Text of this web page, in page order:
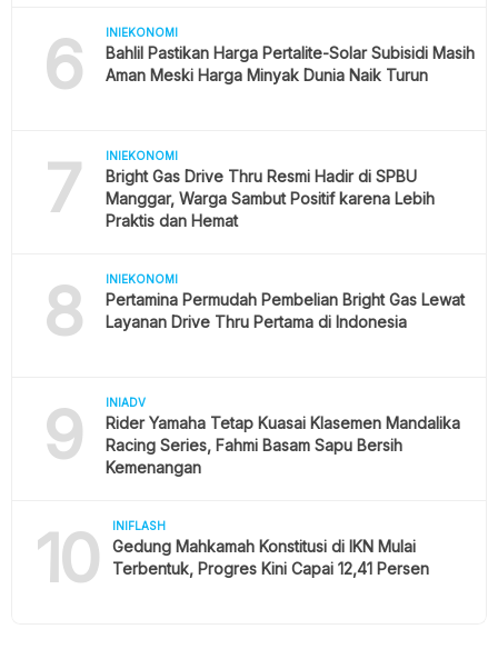
6 INIEKONOMI
Bahlil Pastikan Harga Pertalite-Solar Subisidi Masih
Aman Meski Harga Minyak Dunia Naik Turun
7 INIEKONOMI
Bright Gas Drive Thru Resmi Hadir di SPBU
Manggar, Warga Sambut Positif karena Lebih
Praktis dan Hemat
8 INIEKONOMI
Pertamina Permudah Pembelian Bright Gas Lewat
Layanan Drive Thru Pertama di Indonesia
9 INIADV
Rider Yamaha Tetap Kuasai Klasemen Mandalika
Racing Series, Fahmi Basam Sapu Bersih
Kemenangan
10 INIFLASH
Gedung Mahkamah Konstitusi di IKN Mulai
Terbentuk, Progres Kini Capai 12,41 Persen